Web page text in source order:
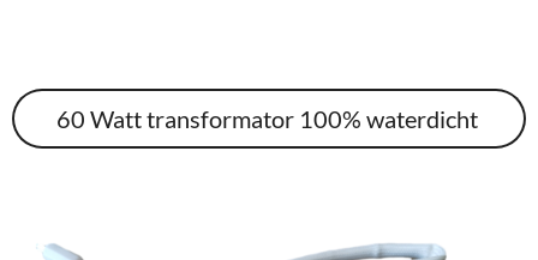
60 Watt transformator 100% waterdicht